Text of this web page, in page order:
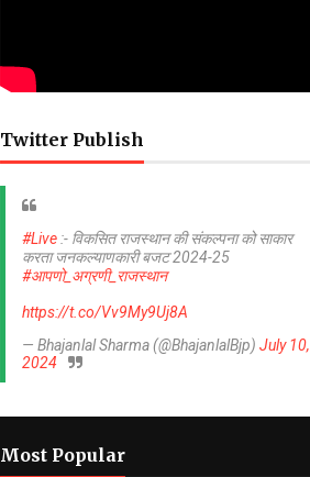
Twitter Publish
#Live :- विकसित राजस्थान की संकल्पना को साकार
करता जनकल्याणकारी बजट 2024-25
#आपणो_अग्रणी_राजस्थान
https://t.co/Vv9My9Uj8A
— Bhajanlal Sharma (@BhajanlalBjp) July 10,
2024
Most Popular